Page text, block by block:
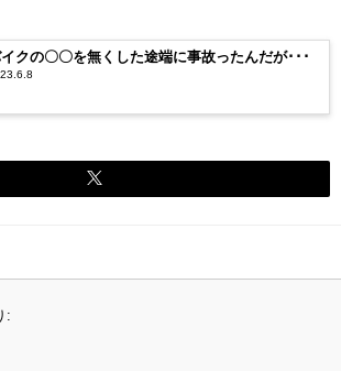
クの〇〇を無くした途端に事故ったんだが･･･
: